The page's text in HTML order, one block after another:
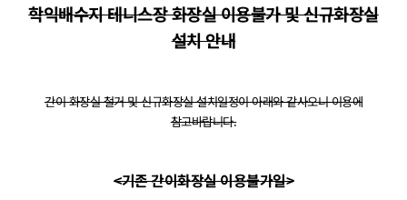
학익배수지 테니스장 화장실 이용불가 및 신규화장실
설치 안내
간이 화장실 철거 및 신규화장실 설치일정이 아래와 같사오니 이용에
참고바랍니다.
<기존 간이화장실 이용불가일>